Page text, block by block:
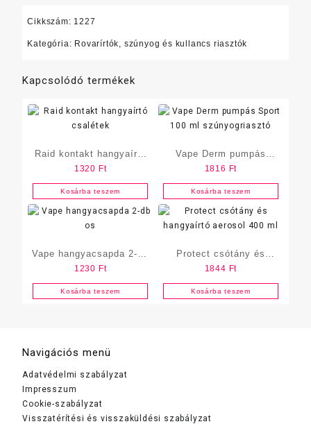
Cikkszám: 1227
Kategória: Rovarírtók, szúnyog és kullancs riasztók
Kapcsolódó termékek
Raid kontakt hangyaírtó
csalétek
1320 Ft
Kosárba teszem
Vape Derm pumpás
Sport 100 ml
szúnyogriasztó
1816 Ft
Kosárba teszem
Vape hangyacsapda 2-db
os
1230 Ft
Kosárba teszem
Protect csótány és
hangyaírtó aerosol 400
ml
1844 Ft
Kosárba teszem
Navigációs menü
Adatvédelmi szabályzat
Impresszum
Cookie-szabályzat
Visszatérítési és visszaküldési szabályzat